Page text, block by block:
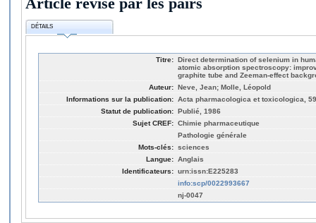
DÉTAILS
Titre: Direct determination of selenium in
atomic absorption spectroscopy:
graphite tube and Zeeman-effect
Auteur: Neve, Jean; Molle, Léopold
Informations sur la publication: Acta pharmacologica et toxicologica,
Statut de publication: Publié, 1986
Sujet CREF: Chimie pharmaceutique
Pathologie générale
Mots-clés: sciences
Langue: Anglais
Identificateurs: urn:issn:E225283
info:scp/0022993667
nj-0047